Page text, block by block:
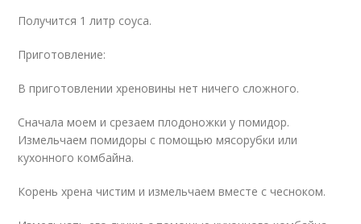
Получится 1 литр соуса.
Приготовление:
В приготовлении хреновины нет ничего сложного.
Сначала моем и срезаем плодоножки у помидор.
Измельчаем помидоры с помощью мясорубки или
кухонного комбайна.
Корень хрена чистим и измельчаем вместе с чесноком.